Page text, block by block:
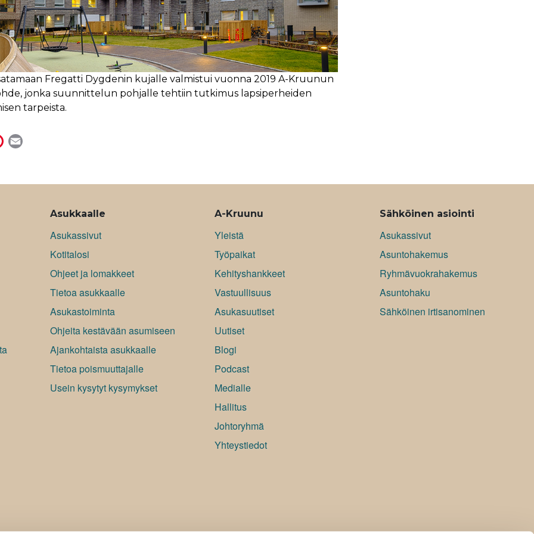
Fregatti Dygdenin kujalle valmistui vuonna 2019 A-Kruunun
jonka suunnittelun pohjalle tehtiin tutkimus lapsiperheiden
tarpeista.
P
t
E
i
Asukkaalle
Asukassivut
Kotitalosi
Ohjeet ja lomakkeet
Tietoa asukkaalle
Asukastoiminta
Ohjeita kestävään asumiseen
Ajankohtaista asukkaalle
Tietoa poismuuttajalle
Usein kysytyt kysymykset
A-Kruunu
Yleistä
Työpaikat
Kehityshankkeet
Vastuullisuus
Asukasuutiset
Uutiset
Blogi
Podcast
Medialle
Hallitus
Johtoryhmä
Yhteystiedot
Sähköinen asiointi
Asukassivut
Asuntohakemus
Ryhmävuokrahakemus
Asuntohaku
Sähköinen irtisanominen